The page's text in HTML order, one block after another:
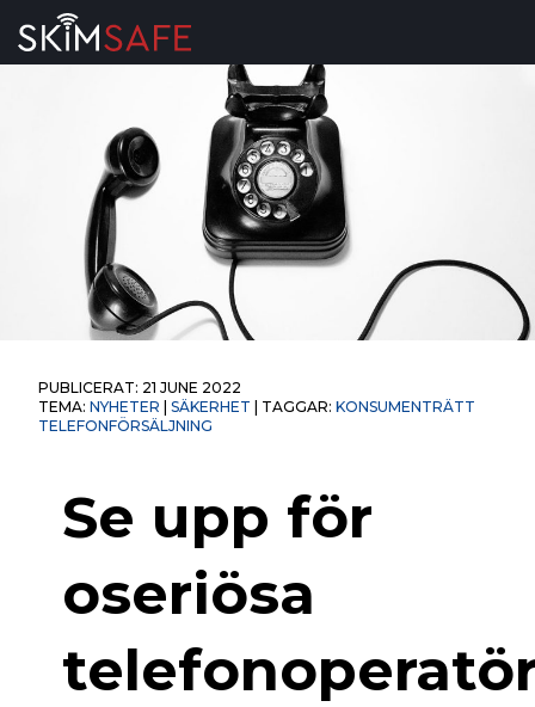
Skip to content
PUBLICERAT: 21 JUNE 2022
TEMA: NYHETER SÄKERHET | TAGGAR: KONSUMENTRÄTT
TELEFONFÖRSÄLJNING
Se upp för
oseriösa